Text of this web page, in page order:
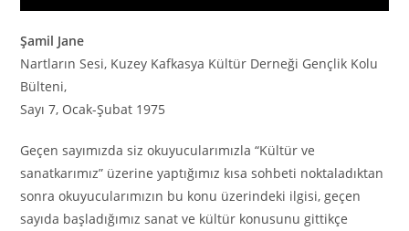
Şamil Jane
Nartların Sesi, Kuzey Kafkasya Kültür Derneği Gençlik Kolu
Bülteni,
Sayı 7, Ocak-Şubat 1975
Geçen sayımızda siz okuyucularımızla “Kültür ve
sanatkarımız” üzerine yaptığımız kısa sohbeti noktaladıktan
sonra okuyucularımızın bu konu üzerindeki ilgisi, geçen
sayıda başladığımız sanat ve kültür konusunu gittikçe